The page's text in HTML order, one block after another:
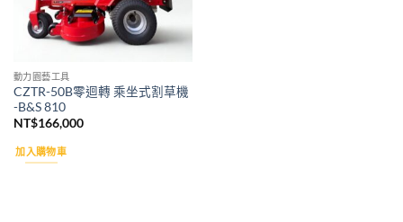
動力園藝工具
CZTR-50B零迴轉 乘坐式割草機
-B&S 810
NT$166,000
加入購物車